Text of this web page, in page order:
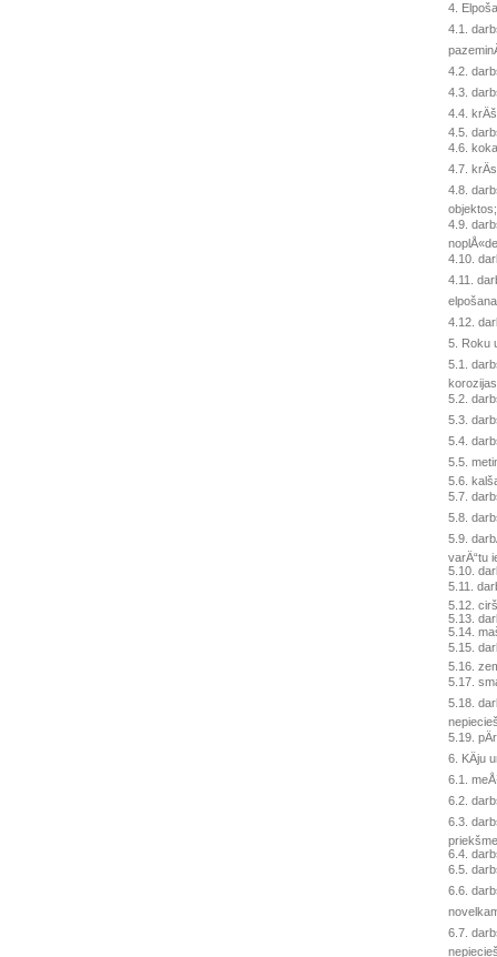
4.
4.1.
4.2.
4.3.
4.4.
4.5.
4.6.
4.7.
4.8.
objektos;
4.9.
4.10.
4.11.
4.12.
5. Roku
5.1.
5.2.
5.3.
5.4.
5.5.
5.6.
5.7.
5.8.
5.9.
varÄ“tu
5.10.
5.11.
5.12.
5.13.
5.14.
5.15.
5.16.
5.17.
5.18.
5.19.
6. KÄju
6.1.
6.2.
6.3.
6.4.
6.5.
6.6.
6.7.